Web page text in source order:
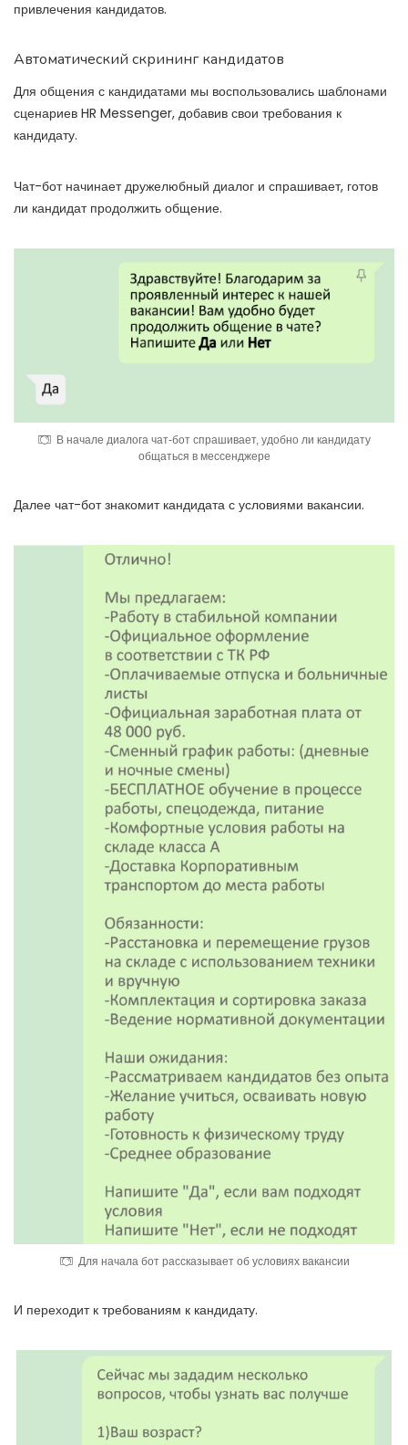
привлечения кандидатов.
Автоматический скрининг кандидатов
Для общения с кандидатами мы воспользовались шаблонами
сценариев HR Messenger, добавив свои требования к
кандидату.
Чат-бот начинает дружелюбный диалог и спрашивает, готов
ли кандидат продолжить общение.
В начале диалога чат-бот спрашивает, удобно ли кандидату
общаться в мессенджере
Далее чат-бот знакомит кандидата с условиями вакансии.
Для начала бот рассказывает об условиях вакансии
И переходит к требованиям к кандидату.